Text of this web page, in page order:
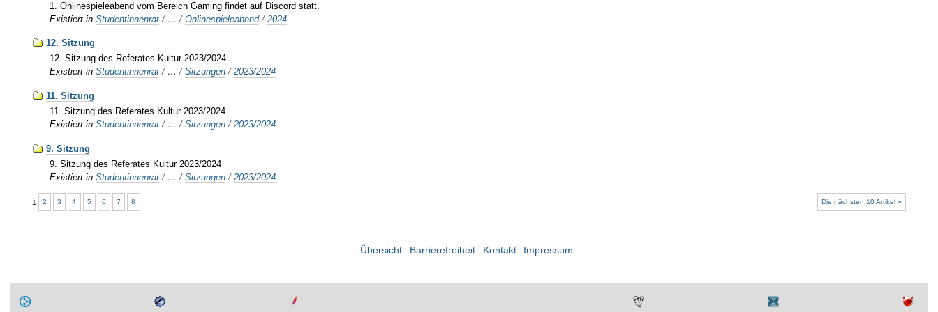
1. Onlinespieleabend vom Bereich Gaming findet auf Discord statt.
Existiert in Studentinnenrat / …/Onlinespieleabend /2024
12. Sitzung
12. Sitzung des Referates Kultur 2023/2024
Existiert in Studentinnenrat / …/Sitzungen /2023/2024
11. Sitzung
11. Sitzung des Referates Kultur 2023/2024
Existiert in Studentinnenrat / …/Sitzungen /2023/2024
9. Sitzung
9. Sitzung des Referates Kultur 2023/2024
Existiert in Studentinnenrat / …/Sitzungen /2023/2024
Die nächsten 10 Artikel »
1 2 3 4 5 6 7 8
Übersicht Barrierefreiheit Kontakt Impressum